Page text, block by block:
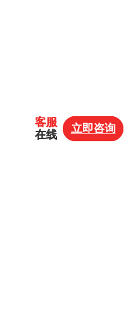
客服
在线
立即咨询
客服
在线
立即咨询